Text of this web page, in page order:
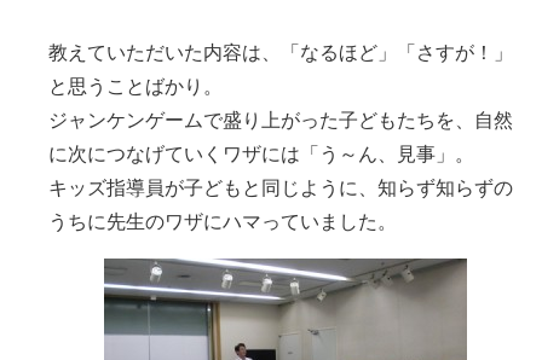
教えていただいた内容は、「なるほど」「さすが！」
と思うことばかり。
ジャンケンゲームで盛り上がった子どもたちを、自然
に次につなげていくワザには「う～ん、見事」。
キッズ指導員が子どもと同じように、知らず知らずの
うちに先生のワザにハマっていました。